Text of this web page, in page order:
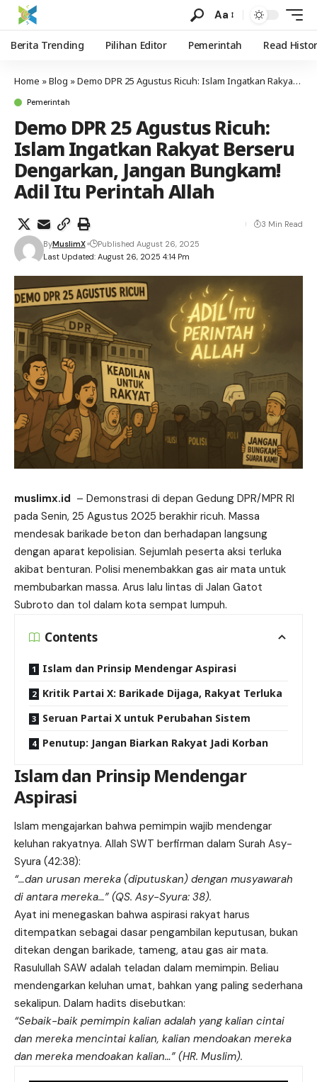
Aa
Berita Trending Pilihan Editor Pemerintah Read
Home »Blog »Demo DPR 25 Agustus Ricuh: Islam Ingatkan Rakyat Berseru Dengarkan, Jangan Bungkam! Adil Itu Perintah Allah
Pemerintah
Demo DPR 25 Agustus Ricuh:
Islam Ingatkan Rakyat Berseru
Dengarkan, Jangan Bungkam!
Adil Itu Perintah Allah
Last Updated: August 26, 2025 4:14 Pm
ByMuslimX Published August 26, 2025
3 Min Read
muslimx.id – Demonstrasi di depan Gedung DPR/MPR RI
pada Senin, 25 Agustus 2025 berakhir ricuh. Massa
mendesak barikade beton dan berhadapan langsung
dengan aparat kepolisian. Sejumlah peserta aksi terluka
akibat benturan. Polisi menembakkan gas air mata untuk
membubarkan massa. Arus lalu lintas di Jalan Gatot
Subroto dan tol dalam kota sempat lumpuh.
Contents
Islam dan Prinsip Mendengar Aspirasi
Kritik Partai X: Barikade Dijaga, Rakyat Terluka
Seruan Partai X untuk Perubahan Sistem
Penutup: Jangan Biarkan Rakyat Jadi Korban
Islam dan Prinsip Mendengar
Aspirasi
Islam mengajarkan bahwa pemimpin wajib mendengar
keluhan rakyatnya. Allah SWT berfirman dalam Surah Asy-
Syura (42:38):
“…dan urusan mereka (diputuskan) dengan musyawarah
di antara mereka…” (QS. Asy-Syura: 38).
Ayat ini menegaskan bahwa aspirasi rakyat harus
ditempatkan sebagai dasar pengambilan keputusan, bukan
ditekan dengan barikade, tameng, atau gas air mata.
Rasulullah SAW adalah teladan dalam memimpin. Beliau
mendengarkan keluhan umat, bahkan yang paling sederhana
sekalipun. Dalam hadits disebutkan:
“Sebaik-baik pemimpin kalian adalah yang kalian cintai
dan mereka mencintai kalian, kalian mendoakan mereka
dan mereka mendoakan kalian…” (HR. Muslim).